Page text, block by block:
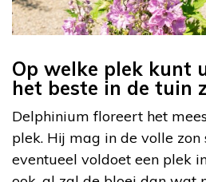
Op welke plek kunt
het beste in de tuin
Delphinium floreert het
plek. Hij mag in de volle zon
eventueel voldoet een plek